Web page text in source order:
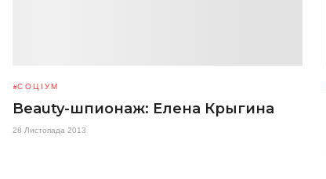
СОЦІУМ
Beauty-шпионаж: Елена Крыгина
28 Листопада 2013